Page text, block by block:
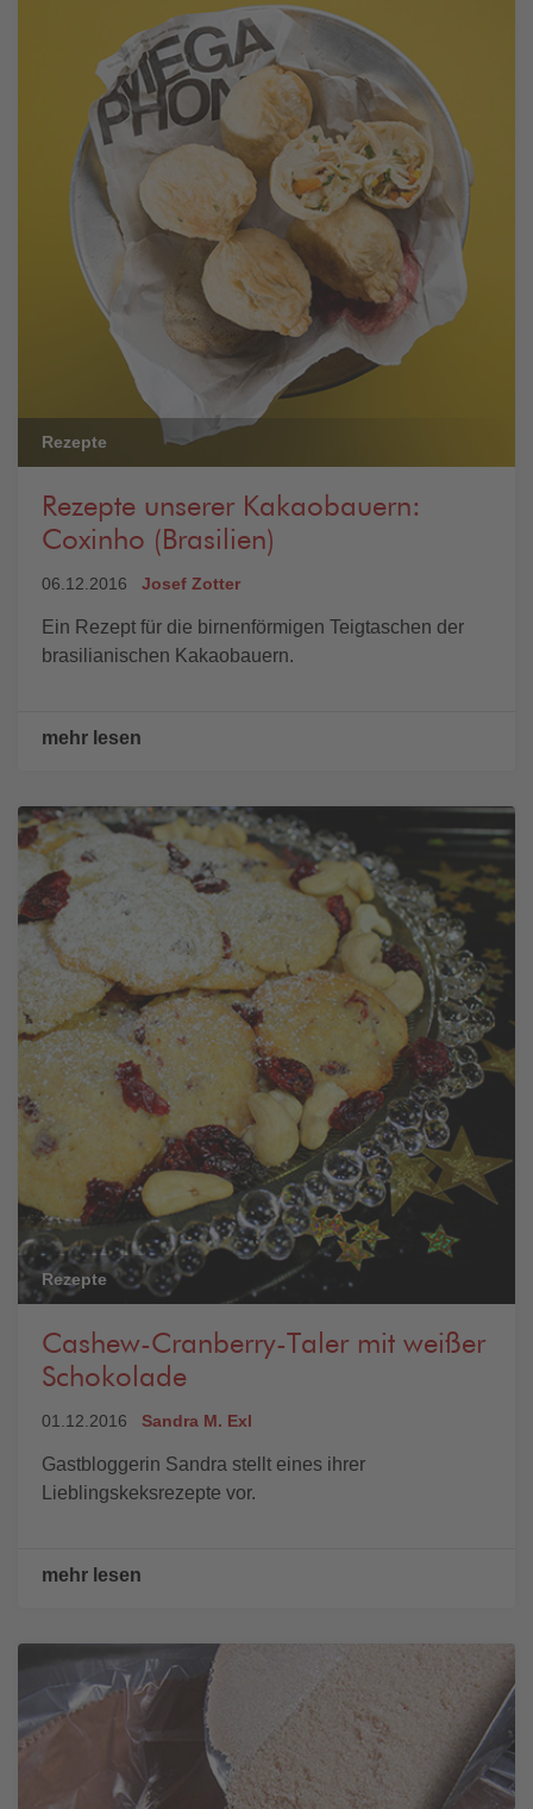
Rezepte
Rezepte unserer Kakaobauern:
Coxinho (Brasilien)
06.12.2016 Josef Zotter
Ein Rezept für die birnenförmigen Teigtaschen der
brasilianischen Kakaobauern.
mehr lesen
Rezepte
Cashew-Cranberry-Taler mit weißer
Schokolade
01.12.2016 Sandra M. Exl
Gastbloggerin Sandra stellt eines ihrer
Lieblingskeksrezepte vor.
mehr lesen